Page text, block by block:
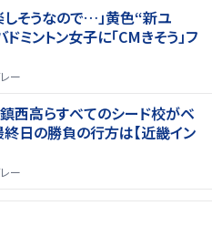
しそうなので…」黄色“新ユ
ミントン女子に「CMきそう」フ
ー
西高らすべてのシード校がベ
日の勝負の行方は【近畿イン
ー